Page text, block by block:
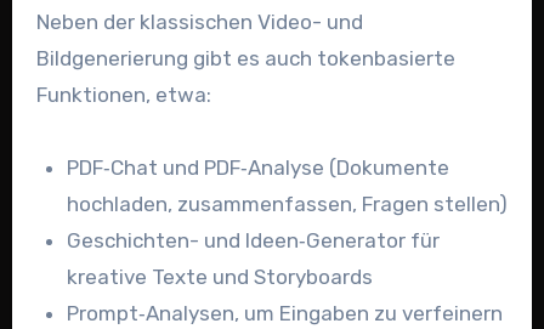
Neben der klassischen Video- und
Bildgenerierung gibt es auch tokenbasierte
Funktionen, etwa:
PDF‑Chat und PDF‑Analyse (Dokumente
hochladen, zusammenfassen, Fragen stellen)
Geschichten- und Ideen‑Generator für
kreative Texte und Storyboards
Prompt‑Analysen, um Eingaben zu verfeinern